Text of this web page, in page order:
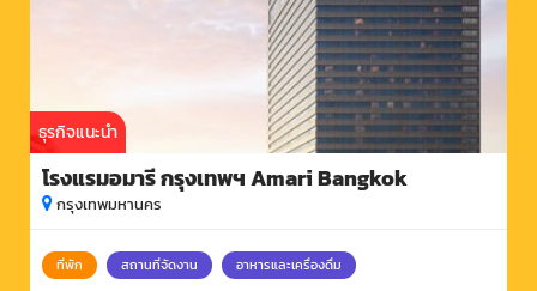
ธุรกิจแนะนำ
โรงแรมอมารี กรุงเทพฯ Amari Bangkok
กรุงเทพมหานคร
ที่พัก สถานที่จัดงาน อาหารและเครื่องดื่ม